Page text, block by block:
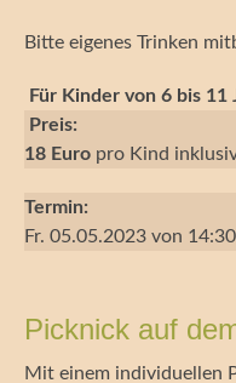
Bitte eigenes Trinken
Für Kinder von 6 bis 11
Preis:
18 Euro pro Kind
Termin:
Fr. 05.05.2023 von
Picknick auf
Mit einem individuellen